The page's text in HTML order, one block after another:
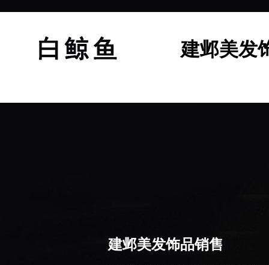
建邺美发
建邺美发饰品销售